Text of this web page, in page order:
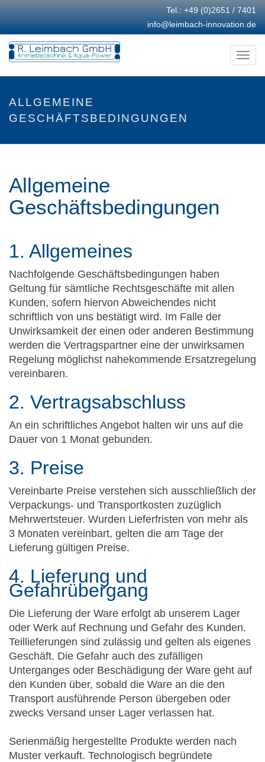
Tel.: +49 (0)2651 / 7401
info@leimbach-innovation.de
ALLGEMEINE
GESCHÄFTSBEDINGUNGEN
Allgemeine
Geschäftsbedingungen
1. Allgemeines
Nachfolgende Geschäftsbedingungen haben
Geltung für sämtliche Rechtsgeschäfte mit allen
Kunden, sofern hiervon Abweichendes nicht
schriftlich von uns bestätigt wird. Im Falle der
Unwirksamkeit der einen oder anderen Bestimmung
werden die Vertragspartner eine der unwirksamen
Regelung möglichst nahekommende Ersatzregelung
vereinbaren.
2. Vertragsabschluss
An ein schriftliches Angebot halten wir uns auf die
Dauer von 1 Monat gebunden.
3. Preise
Vereinbarte Preise verstehen sich ausschließlich der
Verpackungs- und Transportkosten zuzüglich
Mehrwertsteuer. Wurden Lieferfristen von mehr als
3 Monaten vereinbart, gelten die am Tage der
Lieferung gültigen Preise.
4. Lieferung und
Gefahrübergang
Die Lieferung der Ware erfolgt ab unserem Lager
oder Werk auf Rechnung und Gefahr des Kunden.
Teillieferungen sind zulässig und gelten als eigenes
Geschäft. Die Gefahr auch des zufälligen
Unterganges oder Beschädigung der Ware geht auf
den Kunden über, sobald die Ware an die den
Transport ausführende Person übergeben oder
zwecks Versand unser Lager verlassen hat.
Serienmäßig hergestellte Produkte werden nach
Muster verkauft. Technologisch begründete